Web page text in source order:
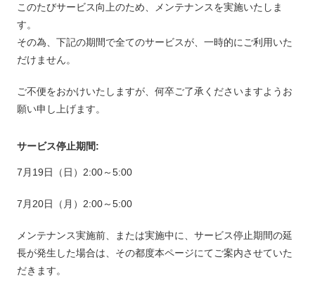
このたびサービス向上のため、メンテナンスを実施いたしま
す。
その為、下記の期間で全てのサービスが、一時的にご利用いた
だけません。
ご不便をおかけいたしますが、何卒ご了承くださいますようお
願い申し上げます。
サービス停止期間:
7月19日（日）2:00～5:00
7月20日（月）2:00～5:00
メンテナンス実施前、または実施中に、サービス停止期間の延
長が発生した場合は、その都度本ページにてご案内させていた
だきます。